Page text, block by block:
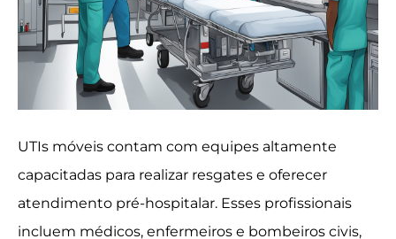
UTIs móveis contam com equipes altamente
capacitadas para realizar resgates e oferecer
atendimento pré-hospitalar. Esses profissionais
incluem médicos, enfermeiros e bombeiros civis,